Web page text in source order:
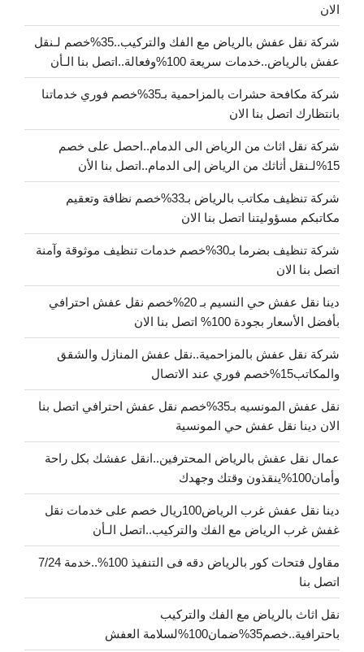
الان
شركة نقل عفش بالرياض مع الفك والتركيب..35%خصم لـنقل
عفش بالرياض..خدمات سريعة 100%وفعالة..اتصل بنا الـأن
شركة مكافحة حشرات بالمزاحمية بـ35%خصم فوري خدماتنا
بانتظارك اتصل بنا الان
شركة نقل اثاث من الرياض الى الدمام..احصل على خصم
15%لـنقل أثاثك من الرياض إلى الدمام..اتصل بنا الأن
شركة تنظيف مكاتب بالرياض بـ33%خصم نظافة وتعقيم
مكاتبكم مسؤوليتنا اتصل بنا الان
شركة تنظيف بضرما بـ30%خصم خدمات تنظيف موثوقة وآمنة
اتصل بنا الان
دينا نقل عفش حي النسيم بـ 20%خصم نقل عفش احترافي
بأفضل الأسعار بجودة 100% اتصل بنا الان
شركة نقل عفش بالمزاحمية..نقل عفش المنازل والشقق
والمكاتب15%خصم فوري عند الاتصال
نقل عفش المونسيه بـ35%خصم نقل عفش احترافي اتصل بنا
الان دينا نقل عفش حي المونسية
عمال نقل عفش بالرياض المحترفين..انقل عفشك بكل راحة
وأمان100%ينقذون وقتك وجهدك
دينا نقل عفش غرب الرياض100ريال خصم على خدمات نقل
غفش غرب الرياض مع الفك والتركيب..اتصل الـأن
مقاول فتحات كور بالرياض دقه فى التنفيذ 100%..خدمة 7/24
اتصل بنا
نقل اثاث بالرياض مع الفك والتركيب
باحترافية..خصم35%ضمان100%لسلامة العفش